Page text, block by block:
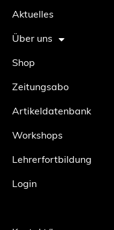
Aktuelles
Über uns
Shop
Zeitungsabo
Artikeldatenbank
Workshops
Lehrerfortbildung
Login